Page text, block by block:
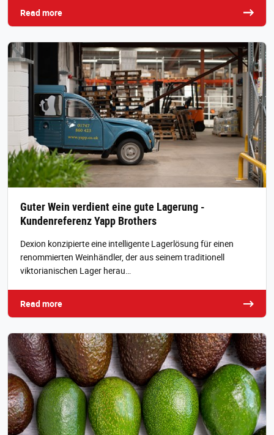
Read more
Guter Wein verdient eine gute Lagerung -
Kundenreferenz Yapp Brothers
Dexion konzipierte eine intelligente Lagerlösung für einen
renommierten Weinhändler, der aus seinem traditionell
viktorianischen Lager herau…
Read more